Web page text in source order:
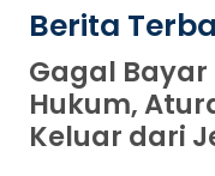
Berita
Gagal Bayar
Hukum,
Keluar dari